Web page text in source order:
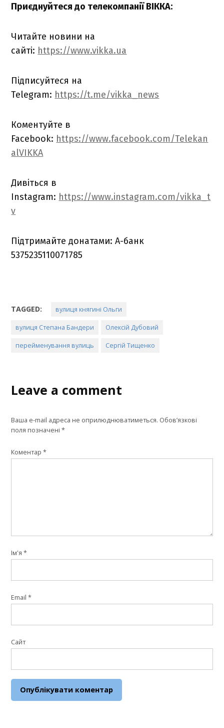
Приєднуйтеся до телекомпанії ВІККА:
Читайте новини на
сайті: https://www.vikka.ua
Підписуйтеся на
Telegram: https://t.me/vikka_news
Коментуйте в
Facebook: https://www.facebook.com/Telekan
alVIKKA
Дивіться в
Instagram: https://www.instagram.com/vikka_t
v
Підтримайте донатами: А-банк
5375235110071785
TAGGED: вулиця княгині Ольги
вулиця Степана Бандери Олексій Дубовий
перейменування вулиць Сергій Тищенко
Leave a comment
Ваша e-mail адреса не оприлюднюватиметься. Обов’язкові
поля позначені*
Коментар*
Ім'я*
Email*
Сайт